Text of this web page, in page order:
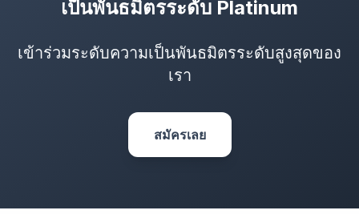
เป็นพันธมิตรระดับ Platinum
เข้าร่วมระดับความเป็นพันธมิตรระดับสูงสุดของ
เรา
สมัครเลย